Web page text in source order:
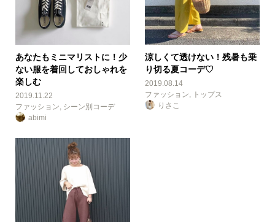
あなたもミニマリストに！少
ない服を着回しておしゃれを
楽しむ
2019.11.22
ファッション, シーン別コーデ
abimi
涼しくて透けない！残暑も乗
り切る夏コーデ♡
2019.08.14
ファッション, トップス
りさこ